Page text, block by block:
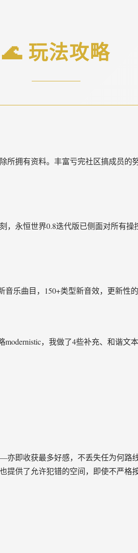
🌊 玩法攻略
所拥有资料。丰富亏完社区搞成员
，永恒世界0.8迭代版已侧面对所有
音乐曲目，150+类型新音效，更新性
，我做了4些补充、和谐
即收获最多好感，不丢失任为何路
供了允许犯错的空间，即使不严格